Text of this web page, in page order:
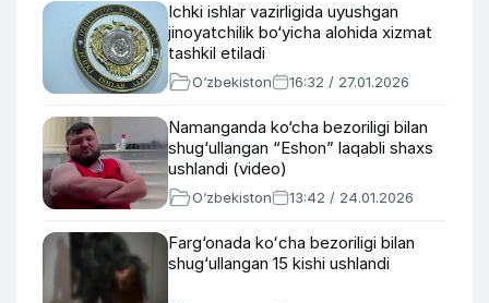
Ichki ishlar vazirligida uyushgan
jinoyatchilik bo‘yicha alohida xizmat
tashkil etiladi
O‘zbekiston 16:32 / 27.01.2026
Namanganda ko‘cha bezoriligi bilan
shug‘ullangan “Eshon” laqabli shaxs
ushlandi (video)
O‘zbekiston 13:42 / 24.01.2026
Farg‘onada koʻcha bezoriligi bilan
shug‘ullangan 15 kishi ushlandi